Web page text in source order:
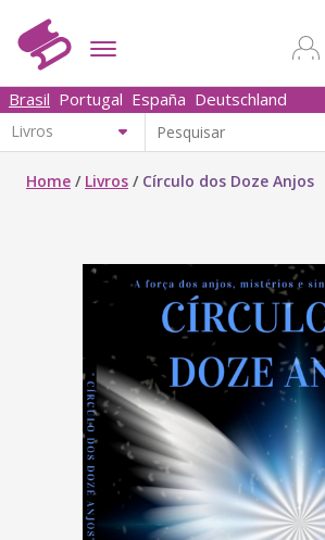
Brasil Portugal España Deutschland
Home / Livros / Círculo dos Doze Anjos